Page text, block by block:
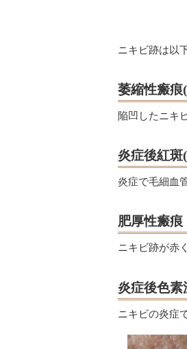
ニキビ跡は以
萎縮性瘢痕
陥凹したニキ
炎症後紅斑
炎症で毛細血
肥厚性瘢痕
ニキビ跡が赤
炎症後色素
ニキビの炎症